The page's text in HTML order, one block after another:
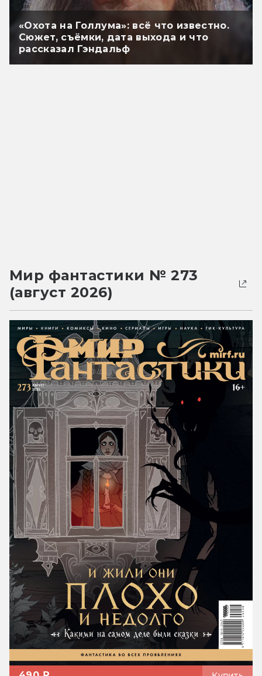
«Охота на Голлума»: всё что известно.
Сюжет, съёмки, дата выхода и что
рассказал Гэндальф
Мир фантастики № 273
(август 2026)